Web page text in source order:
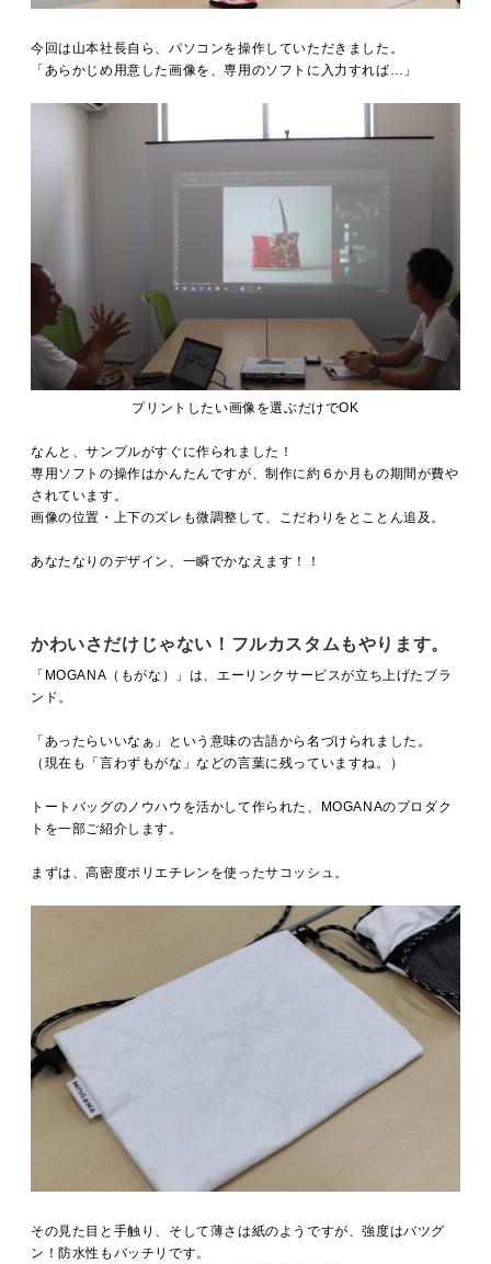
今回は山本社長自ら、パソコンを操作していただきました。
「あらかじめ用意した画像を、専用のソフトに入力すれば…」
プリントしたい画像を選ぶだけでOK
なんと、サンプルがすぐに作られました！
専用ソフトの操作はかんたんですが、制作に約６か月もの期間が費や
されています。
画像の位置・上下のズレも微調整して、こだわりをとことん追及。
あなたなりのデザイン、一瞬でかなえます！！
かわいさだけじゃない！フルカスタムもやります。
「MOGANA（もがな）」は、エーリンクサービスが立ち上げたブラ
ンド。
「あったらいいなぁ」という意味の古語から名づけられました。
（現在も「言わずもがな」などの言葉に残っていますね。）
トートバッグのノウハウを活かして作られた、MOGANAのプロダク
トを一部ご紹介します。
まずは、高密度ポリエチレンを使ったサコッシュ。
その見た目と手触り、そして薄さは紙のようですが、強度はバツグ
ン！防水性もバッチリです。